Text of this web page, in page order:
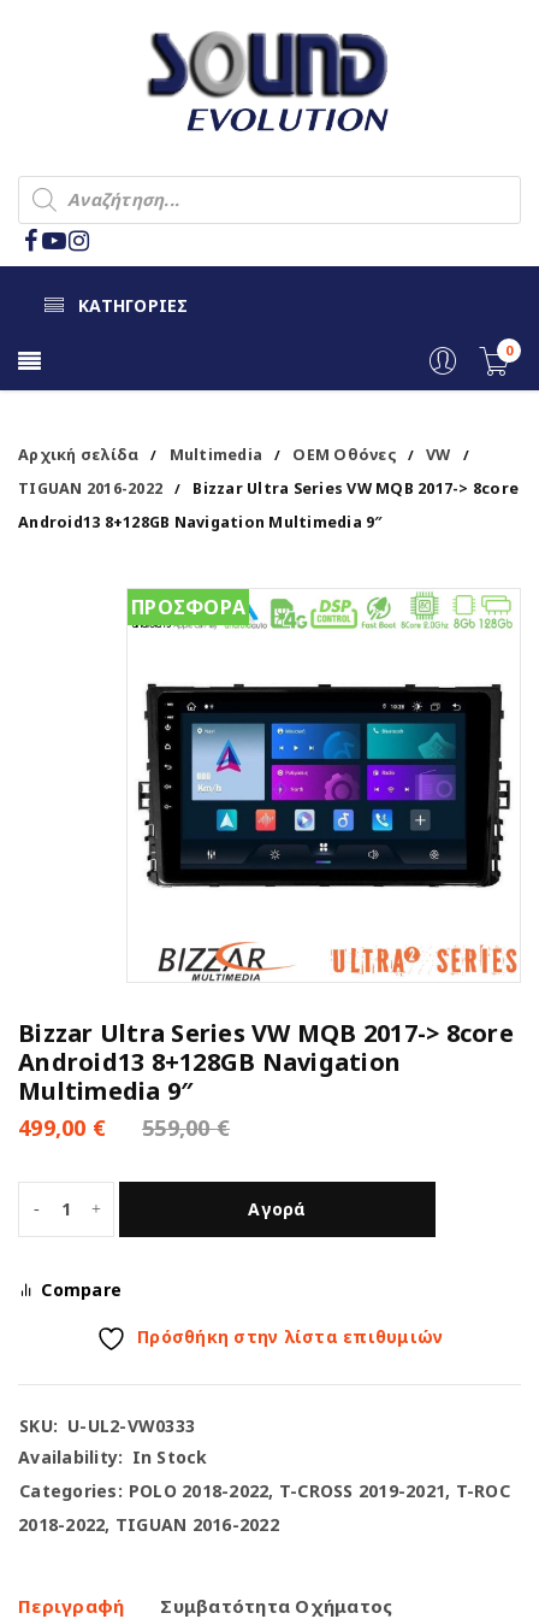
ΚΑΤΗΓΟΡΙΕΣ
0
Αρχική σελίδα / Multimedia / OEM Οθόνες / VW /
TIGUAN 2016-2022 /
Bizzar Ultra Series VW MQB 2017-> 8core
Android13 8+128GB Navigation Multimedia 9″
ΠΡΟΣΦΟΡΑ
Bizzar Ultra Series VW MQB 2017-> 8core
Android13 8+128GB Navigation
Multimedia 9″
559,00€
499,00 €
Αγορά
Compare
Πρόσθήκη στην λίστα επιθυμιών
SKU: U-UL2-VW0333
Availability: In Stock
Categories: POLO 2018-2022, T-CROSS 2019-2021, T-ROC
2018-2022, TIGUAN 2016-2022
Περιγραφή Συμβατότητα Οχήματος